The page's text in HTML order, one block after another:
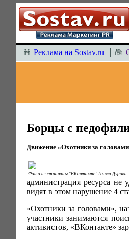
Реклама на Sostav.ru
Борцы с
Движение «Охотники за
Фото из страницы "ВКонтакте" Павла Дурова
администрация ресурса
видят в этом нарушение 4
«Охотники за головами»,
участники занимаются
активистов, «ВКонтакте»